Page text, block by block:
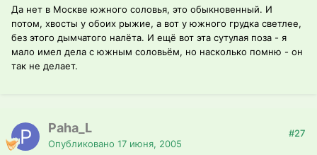
Да нет в Москве южного соловья, это обыкновенный. И
потом, хвосты у обоих рыжие, а вот у южного грудка светлее,
без этого дымчатого налёта. И ещё вот эта сутулая поза - я
мало имел дела с южным соловьём, но насколько помню - он
так не делает.
Paha_L
Опубликовано 17 июня, 2005
#27